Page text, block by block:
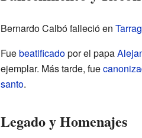
Bernardo Calbó falleció en
Fuebeatificadopor el papa
ejemplar. Más tarde, fue
santo.
Legado y Homenajes